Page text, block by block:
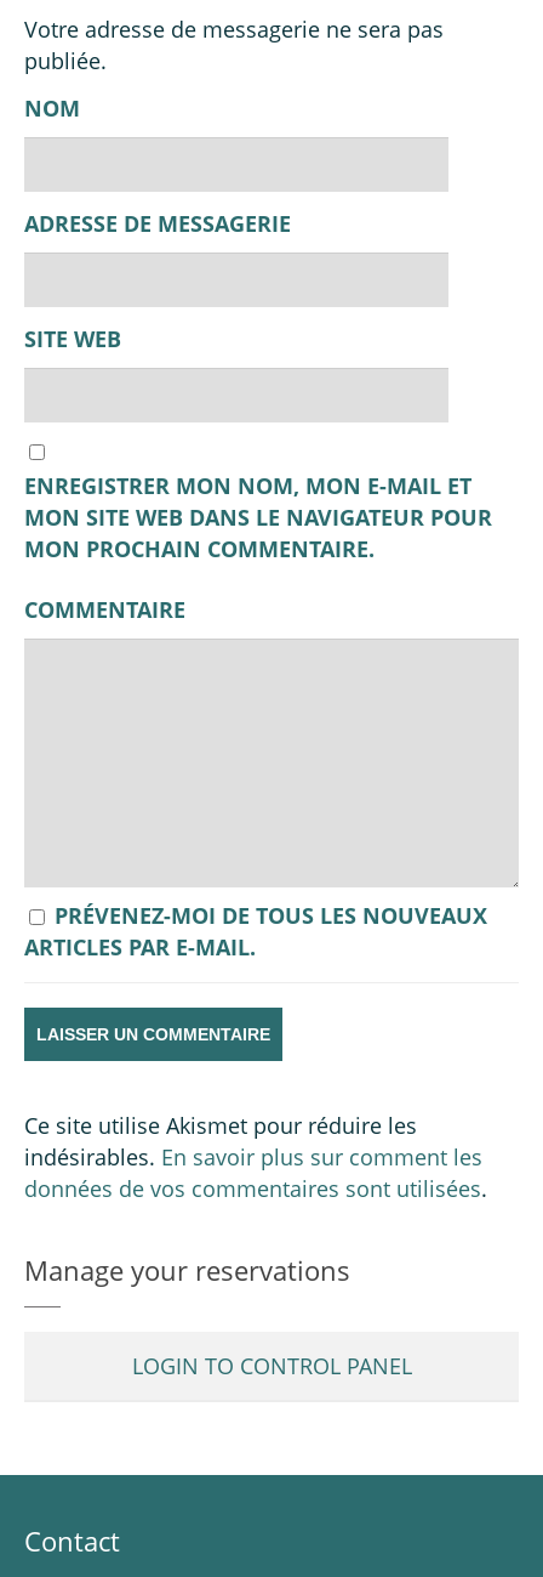
Votre adresse de messagerie ne sera pas
publiée.
NOM
ADRESSE DE MESSAGERIE
SITE WEB
ENREGISTRER MON NOM, MON E-MAIL ET
MON SITE WEB DANS LE NAVIGATEUR POUR
MON PROCHAIN COMMENTAIRE.
COMMENTAIRE
PRÉVENEZ-MOI DE TOUS LES NOUVEAUX
ARTICLES PAR E-MAIL.
Ce site utilise Akismet pour réduire les
indésirables. En savoir plus sur comment les
données de vos commentaires sont utilisées.
Manage your reservations
LOGIN TO CONTROL PANEL
Contact